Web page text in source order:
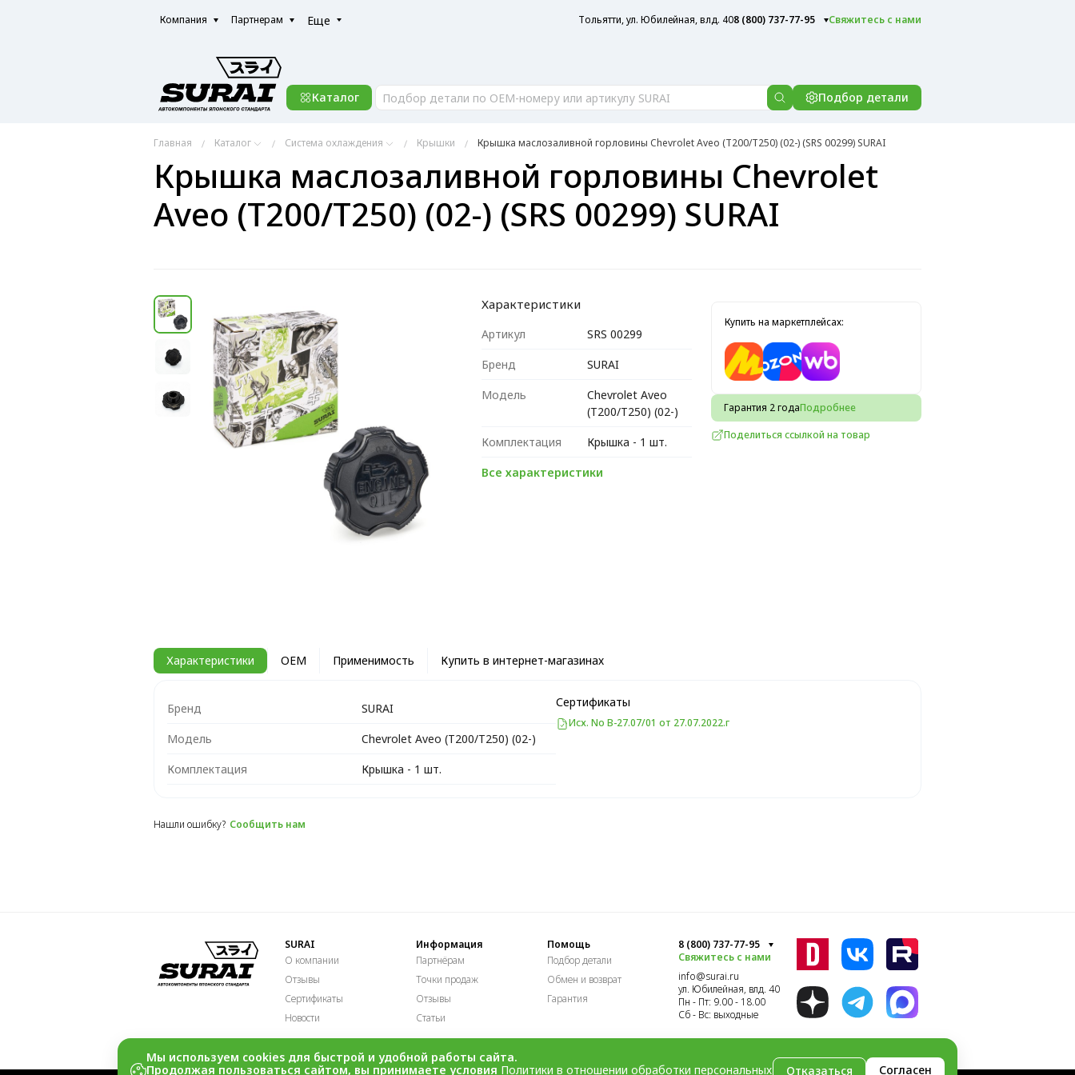
Компания Партнерам Еще Тольятти, ул. Юбилейная, влд. 408 (800) 737-77-95 Свяжитесь с нами
Каталог Подбор детали
Главная Каталог Система охлаждения Крышки Крышка маслозаливной горловины Chevrolet Aveo (T200/T250) (02-) (SRS 00299) SURAI
Крышка маслозаливной горловины Chevrolet
Aveo (T200/T250) (02-) (SRS 00299) SURAI
Характеристики
Артикул
SRS 00299
Бренд
SURAI
Модель
Chevrolet Aveo
(T200/T250) (02-)
Комплектация
Крышка - 1 шт.
Все характеристики
Купить на маркетплейсах:
Гарантия 2 годаПодробнее
Поделиться ссылкой на товар
Характеристики OEM Применимость Купить в интернет-магазинах
Бренд
SURAI
Модель
Chevrolet Aveo (T200/T250) (02-)
Комплектация
Крышка - 1 шт.
Сертификаты
Исх. No В-27.07/01 от 27.07.2022.г
Нашли ошибку? Сообщить нам
SURAI
О компании
Отзывы
Сертификаты
Новости
Информация
Партнёрам
Точки продаж
Отзывы
Статьи
Помощь
Подбор детали
Обмен и возврат
Гарантия
8 (800) 737-77-95
Свяжитесь с нами
info@surai.ru
ул. Юбилейная, влд. 40
Пн - Пт: 9.00 - 18.00
Сб - Вс: выходные
Мы используем cookies для быстрой и удобной работы сайта.
Продолжая пользоваться сайтом, вы принимаете условия Политики в отношении обработки персональных Отказаться Согласен